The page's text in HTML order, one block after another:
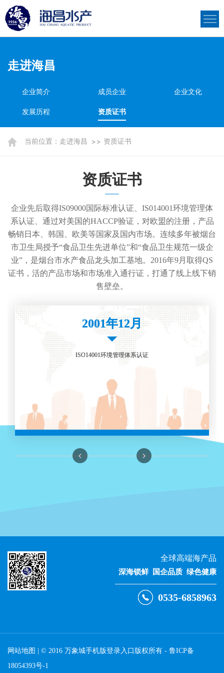
走进海昌
企业简介 成员企业 企业文化
发展历程 资质证书
当前位置： 走进海昌 资质证书
资质证书
企业先后取得IS09000国际标准认证、IS014001环境管理体
系认证、通过对美国的HACCP验证，对欧盟的注册，产品
畅销日本、韩国、欧美等国家及国内市场。连续多年被烟台
市卫生局授予“食品卫生先进单位”和“食品卫生规范一级企
业”，是烟台市水产食品龙头加工基地。2016年9月取得QS
证书，活的产品市场和市场准入通行证，打通了线上线下销
售壁垒。
2001年12月
ISO14001环境管理体系认证
2001年12月
ISO14001环境管理体系认证
全球高端海产品
深海锁鲜 国企品质 绿色健康
0535-6858963
网站地图 | © 2016 万象城手机版登录入口版权所有 - 鲁ICP备
18054393号-1